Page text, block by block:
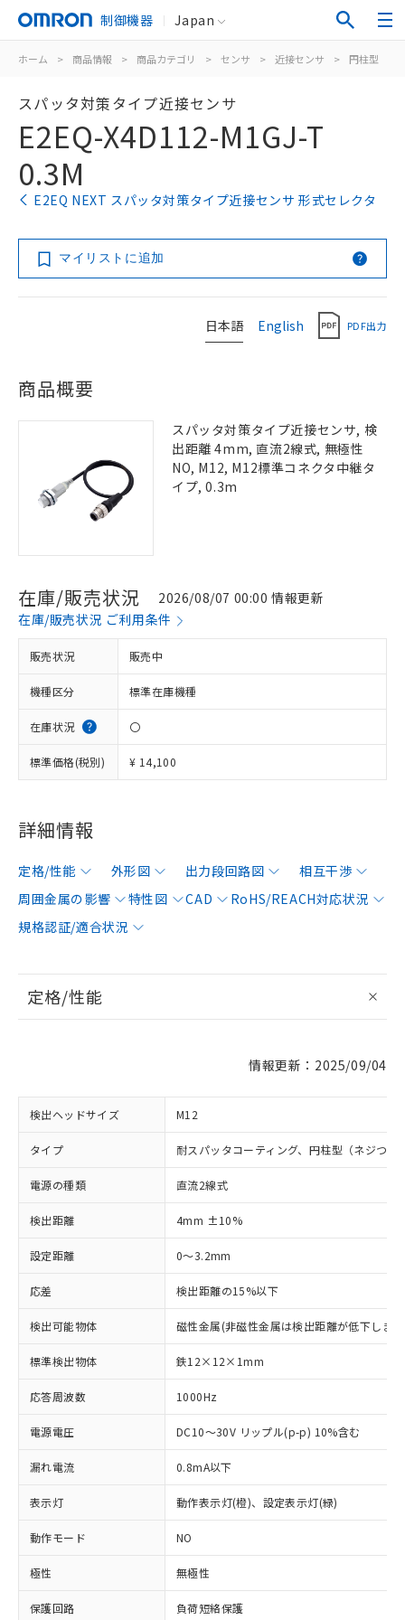
制御機器 Japan
ホーム > 商品情報 > 商品カテゴリ > センサ > 近接センサ > 円柱型
スパッタ対策タイプ近接センサ
E2EQ-X4D112-M1GJ-T
0.3M
E2EQ NEXT スパッタ対策タイプ近接センサ 形式セレクタ
マイリストに追加
日本語 English PDF出力
商品概要
スパッタ対策タイプ近接センサ, 検
出距離 4mm, 直流2線式, 無極性
NO, M12, M12標準コネクタ中継タ
イプ, 0.3m
在庫/販売状況
2026/08/07 00:00 情報更新
在庫/販売状況 ご利用条件
販売状況 販売中
機種区分 標準在庫機種
在庫状況 〇
標準価格(税別) ¥ 14,100
詳細情報
定格/性能 外形図 出力段回路図
相互干渉
周囲金属の影響
特性図 CAD
RoHS/REACH対応状況
規格認証/適合状況
定格/性能
情報更新：2025/09/04
検出ヘッドサイズ M12
タイプ 耐スパッタコーティング、円柱型（ネジつき
電源の種類 直流2線式
検出距離 4mm ±10%
設定距離 0～3.2mm
応差 検出距離の15%以下
検出可能物体 磁性金属(非磁性金属は検出距離が低下しま
標準検出物体 鉄12×12×1mm
応答周波数 1000Hz
電源電圧 DC10～30V リップル(p-p) 10%含む
漏れ電流 0.8mA以下
表示灯 動作表示灯(橙)、設定表示灯(緑)
動作モード NO
極性 無極性
保護回路
負荷短絡保護
対応済み：EU RoHS指令（10物質）の
非含有に対応した製品が提供可能な商品で